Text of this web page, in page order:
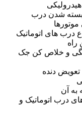
بسته شدن درب
درب های اتوماتیک
راه
و خلاص کن جک
تعویض دنده
به آن
درب اتوماتیک و